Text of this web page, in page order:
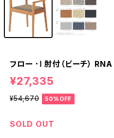
フロー ･Ⅰ 肘付（ビーチ） RNA
¥27,335
¥54,670 50%OFF
SOLD OUT